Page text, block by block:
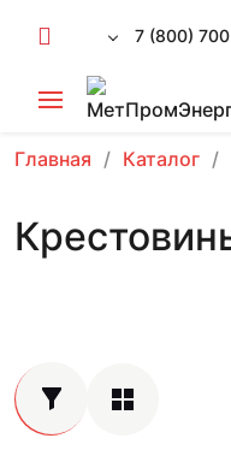
7 (800)
Главная Каталог